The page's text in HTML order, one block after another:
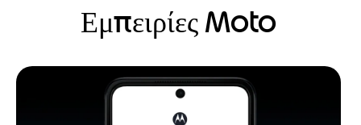
Εμπειρίες Moto